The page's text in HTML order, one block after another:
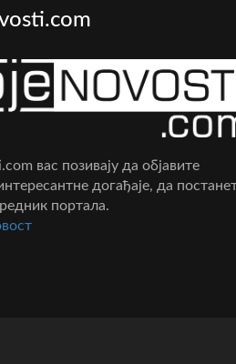
вас позивају да објавите
догађаје, да
портала.